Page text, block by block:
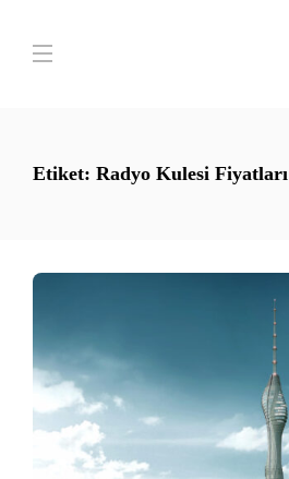
Etiket: Radyo Kulesi Fiyatları